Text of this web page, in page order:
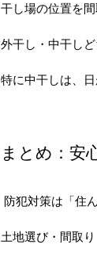
干し場の位置を間
外干し・中干し
特に中干しは、
まとめ：安
防犯対策は「住
土地選び・間取